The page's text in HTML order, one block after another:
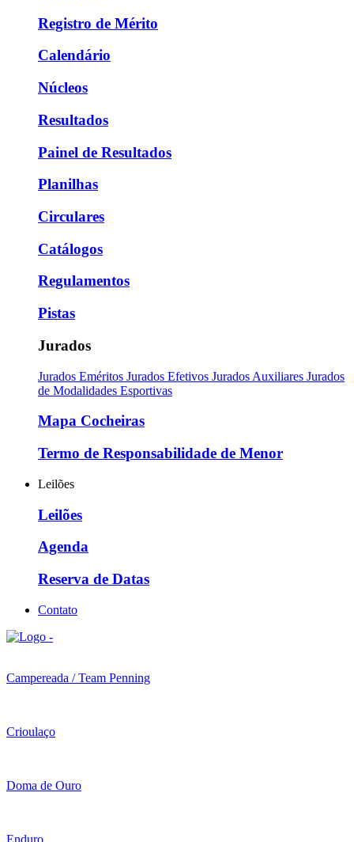
Registro de Mérito
Calendário
Núcleos
Resultados
Painel de Resultados
Planilhas
Circulares
Catálogos
Regulamentos
Pistas
Jurados
Jurados Eméritos Jurados Efetivos Jurados Auxiliares Jurados
de Modalidades Esportivas
Mapa Cocheiras
Termo de Responsabilidade de Menor
Leilões
Leilões
Agenda
Reserva de Datas
Contato
Campereada / Team Penning
Crioulaço
Doma de Ouro
Enduro